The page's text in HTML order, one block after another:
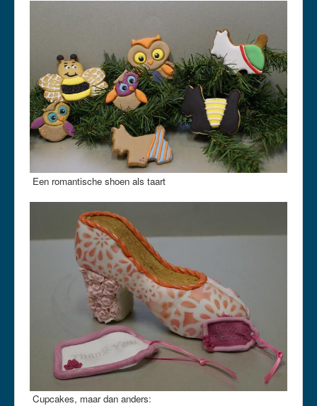
Een romantische shoen als taart
Cupcakes, maar dan anders: